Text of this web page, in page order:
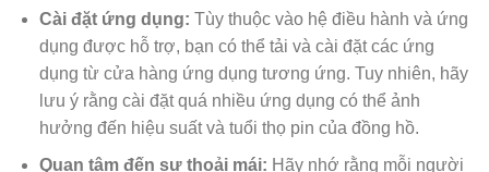
Cài đặt ứng dụng: Tùy thuộc vào hệ điều hành và ứng
dụng được hỗ trợ, bạn có thể tải và cài đặt các ứng
dụng từ cửa hàng ứng dụng tương ứng. Tuy nhiên, hãy
lưu ý rằng cài đặt quá nhiều ứng dụng có thể ảnh
hưởng đến hiệu suất và tuổi thọ pin của đồng hồ.
Quan tâm đến sự thoải mái: Hãy nhớ rằng mỗi người